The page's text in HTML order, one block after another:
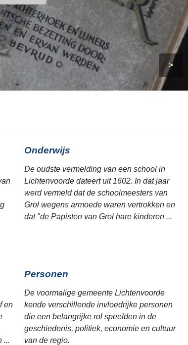
>
Onderwijs
De oudste vermelding van een school in
Lichtenvoorde dateert uit 1602. In dat jaar
werd vermeld dat de schoolmeesters van
Grol wegens armoede waren vertrokken en
dat "de Papisten van Grol hare kinderen ...
en
...
Personen
De voormalige gemeente Lichtenvoorde
kende verschillende invloedrijke personen
die een belangrijke rol speelden in de
geschiedenis, politiek, economie en cultuur
van de regio.